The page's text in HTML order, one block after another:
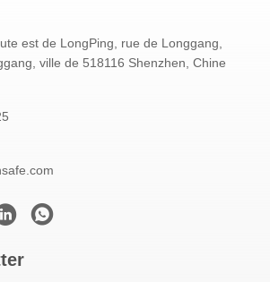
est de LongPing, rue de Longgang,
ville de 518116 Shenzhen, Chine